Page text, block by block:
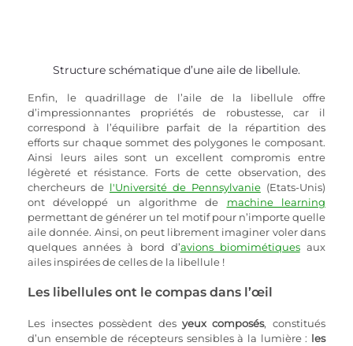
Structure schématique d’une aile de libellule.
Enfin, le quadrillage de l’aile de la libellule offre
d’impressionnantes propriétés de robustesse, car il
correspond à l’équilibre parfait de la répartition des
efforts sur chaque sommet des polygones le composant.
Ainsi leurs ailes sont un excellent compromis entre
légèreté et résistance. Forts de cette observation, des
chercheurs de l'Université de Pennsylvanie (Etats-Unis)
ont développé un algorithme de machine learning
permettant de générer un tel motif pour n’importe quelle
aile donnée. Ainsi, on peut librement imaginer voler dans
quelques années à bord d’avions biomimétiques aux
ailes inspirées de celles de la libellule !
Les libellules ont le compas dans l’œil
Les insectes possèdent des yeux composés, constitués
d’un ensemble de récepteurs sensibles à la lumière : les